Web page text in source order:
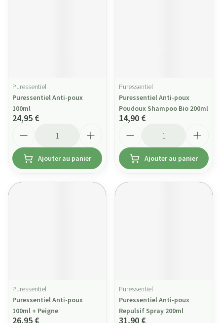
Puressentiel
Puressentiel Anti-poux
100ml
24,95 €
Ajouter au panier
Puressentiel
Puressentiel Anti-poux
Poudoux Shampoo Bio 200ml
14,90 €
Ajouter au panier
Puressentiel
Puressentiel Anti-poux
100ml + Peigne
26,95 €
Puressentiel
Puressentiel Anti-poux
Repulsif Spray 200ml
31,90 €